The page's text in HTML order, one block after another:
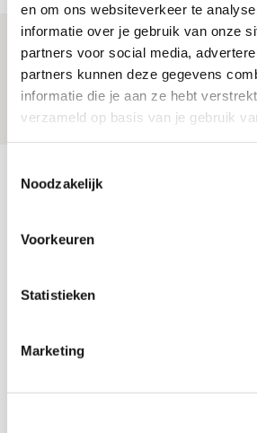
en om ons websiteverkeer te
informatie over je gebruik van onze
partners voor social media,
partners kunnen deze gegevens
informatie die je aan ze hebt
verzameld op basis van je gebruik
Noodzakelijk
Voorkeuren
Statistieken
Marketing
Ajax zet Shelbourne
reist met vertrouwen
06 AUGUSTUS 2026 - 21:52
NIEUWS
Selectiedag
SEP